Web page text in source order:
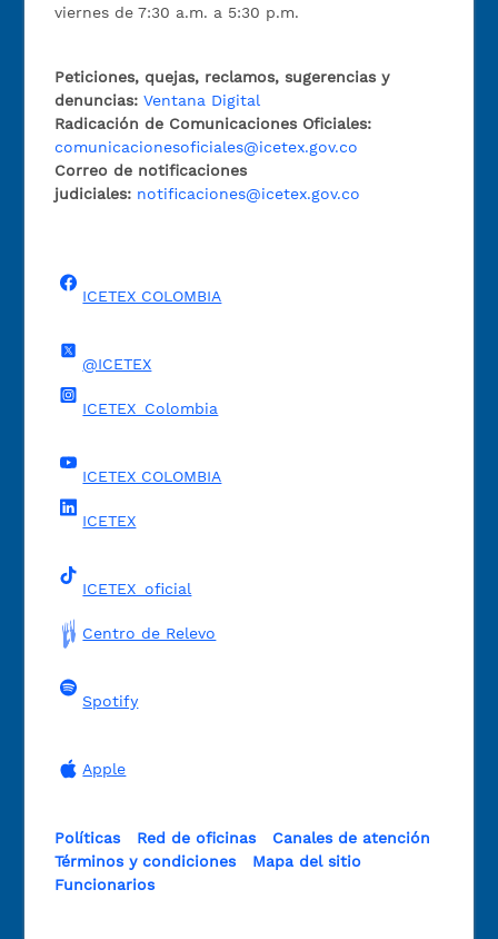
viernes de 7:30 a.m. a 5:30 p.m.
Peticiones, quejas, reclamos, sugerencias y
denuncias: Ventana Digital
Radicación de Comunicaciones Oficiales:
comunicacionesoficiales@icetex.gov.co
Correo de notificaciones
judiciales: notificaciones@icetex.gov.co
ICETEX COLOMBIA
@ICETEX
ICETEX_Colombia
ICETEX COLOMBIA
ICETEX
ICETEX_oficial
Centro de Relevo
Spotify
Apple
Políticas Red de oficinas
Canales de atención
Términos y condiciones
Mapa del sitio
Funcionarios